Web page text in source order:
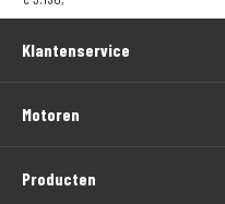
Klantenservice
Motoren
Producten